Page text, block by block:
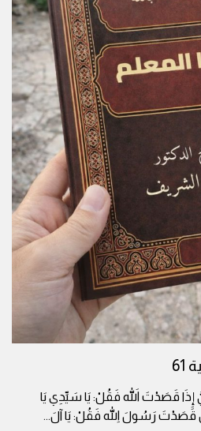
إِذَا قَصَدْتَ اللهَ فَقُلْ: يَا سَيِّدِي يَا
قَصَدْتَ رَسُولَ اللهِ فَقُلْ: يَا آلَ...